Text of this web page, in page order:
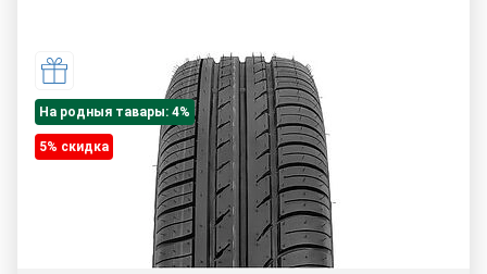
На родныя тавары: 4%
5% cкидка